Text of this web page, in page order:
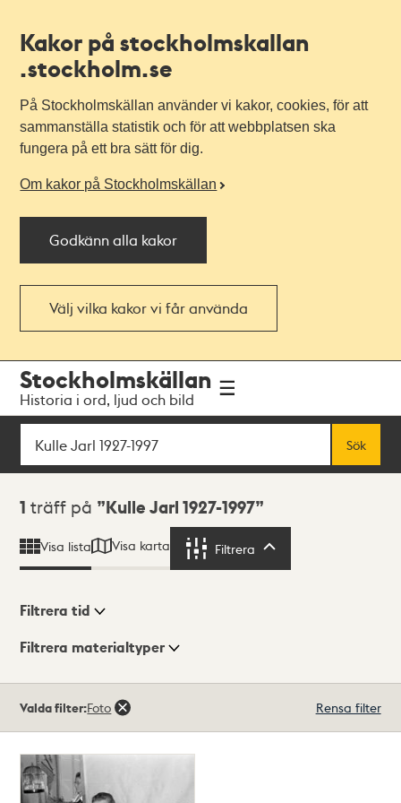
Kakor på stockholmskallan
.stockholm.se
På Stockholmskällan använder vi kakor, cookies, för att
sammanställa statistik och för att webbplatsen ska
fungera på ett bra sätt för dig.
Om kakor på Stockholmskällan
Godkänn alla kakor
Välj vilka kakor vi får använda
navigationen
huvudinnehållet
Stockholmskällan
Historia i ord, ljud och bild
Sök
Sök
Sökresultat
1 träff på Kulle Jarl 1927-1997
Visa lista Visa karta Filtrera
Visningsläge
Filtrera tid
Filtrera materialtyper
träffar
Valda filter:Foto Rensa filter